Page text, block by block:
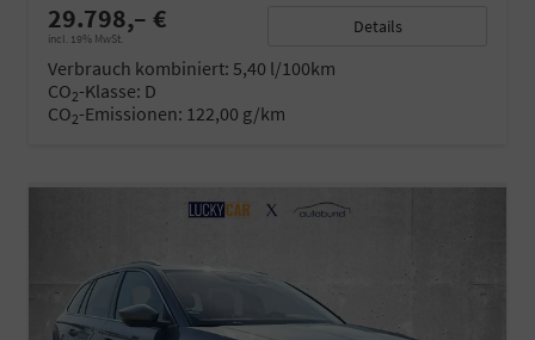
29.798,– €
incl. 19% MwSt.
Details
Verbrauch kombiniert: 5,40 l/100km
CO2-Klasse: D
CO2-Emissionen: 122,00 g/km